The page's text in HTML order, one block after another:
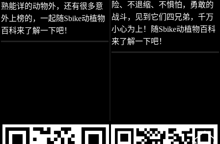
熟能详的动物外，还有很多意
外上榜的，一起随Sbike动植物
百科来了解一下吧！
险、不退缩、不惧怕，勇敢的
战斗，见到它们四兄弟，千万
小心为上！随Sbike动植物百科
来了解一下吧！